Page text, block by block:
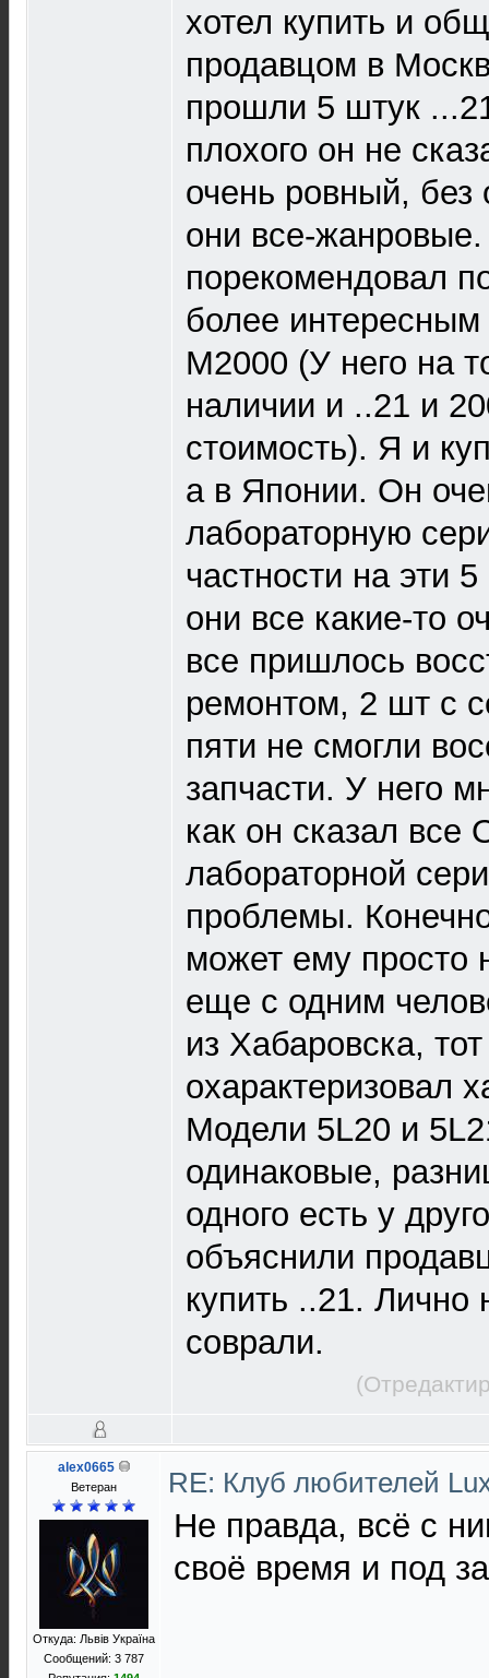
хотел купить и
продавцом в
прошли 5 штук
плохого он не
очень ровный, без
они все-
порекомендовал
более интересным
М2000 (У него на
наличии и ..21 и
стоимость). Я и
а в Японии. Он
лабораторную
частности на эти
они все какие-то
все пришлось
ремонтом, 2 шт с
пяти не смогли
запчасти. У него
как он сказал все
лабораторной
проблемы.
может ему просто
еще с одним
из Хабаровска,
охарактеризовал
Модели 5L20 и
одинаковые,
одного есть у
объяснили
купить ..21.
соврали.
alex0665
Ветеран
Откуда: Львів Україна
Сообщений: 3 787
RE: Клуб любителей
Не правда, всё с
своё время и под